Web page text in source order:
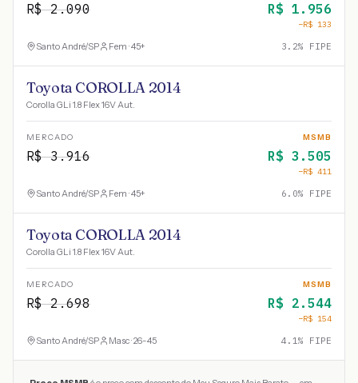
R$2.090 R$ 1.956
−R$ 133
Santo André/SP Fem · 45+ 3.2% FIPE
Toyota COROLLA 2014
Corolla GLi 1.8 Flex 16V Aut.
MERCADO
R$3.916
MSMB
R$ 3.505
−R$ 411
Santo André/SP Fem · 45+ 6.0% FIPE
Toyota COROLLA 2014
Corolla GLi 1.8 Flex 16V Aut.
MERCADO
R$2.698
MSMB
R$ 2.544
−R$ 154
Santo André/SP Masc · 26-45 4.1% FIPE